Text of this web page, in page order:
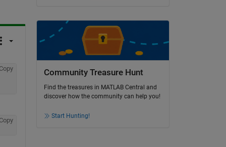
Community Treasure Hunt
Find the treasures in MATLAB Central and
discover how the community can help you!
Start Hunting!